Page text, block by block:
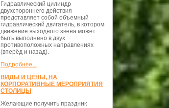
Гидравлический цилиндр
двухстороннего действия
представляет собой объемный
гидравлический двигатель, в котором
движение выходного звена может
быть выполнено в двух
противоположных направлениях
(вперёд и назад).
Подробнее...
ВИДЫ И ЦЕНЫ, НА
КОРПОРАТИВНЫЕ МЕРОПРИЯТИЯ
СТОЛИЦЫ
Желающие получить праздник